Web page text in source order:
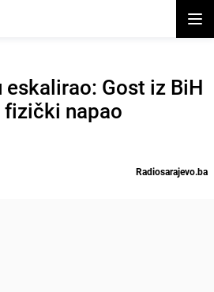
Gost iz BiH
napao
Radiosarajevo.ba